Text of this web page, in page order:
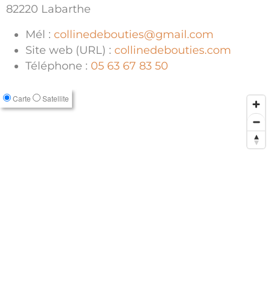
82220 Labarthe
Mél : collinedebouties@gmail.com
Site web (URL) : collinedebouties.com
Téléphone : 05 63 67 83 50
Carte Satellite